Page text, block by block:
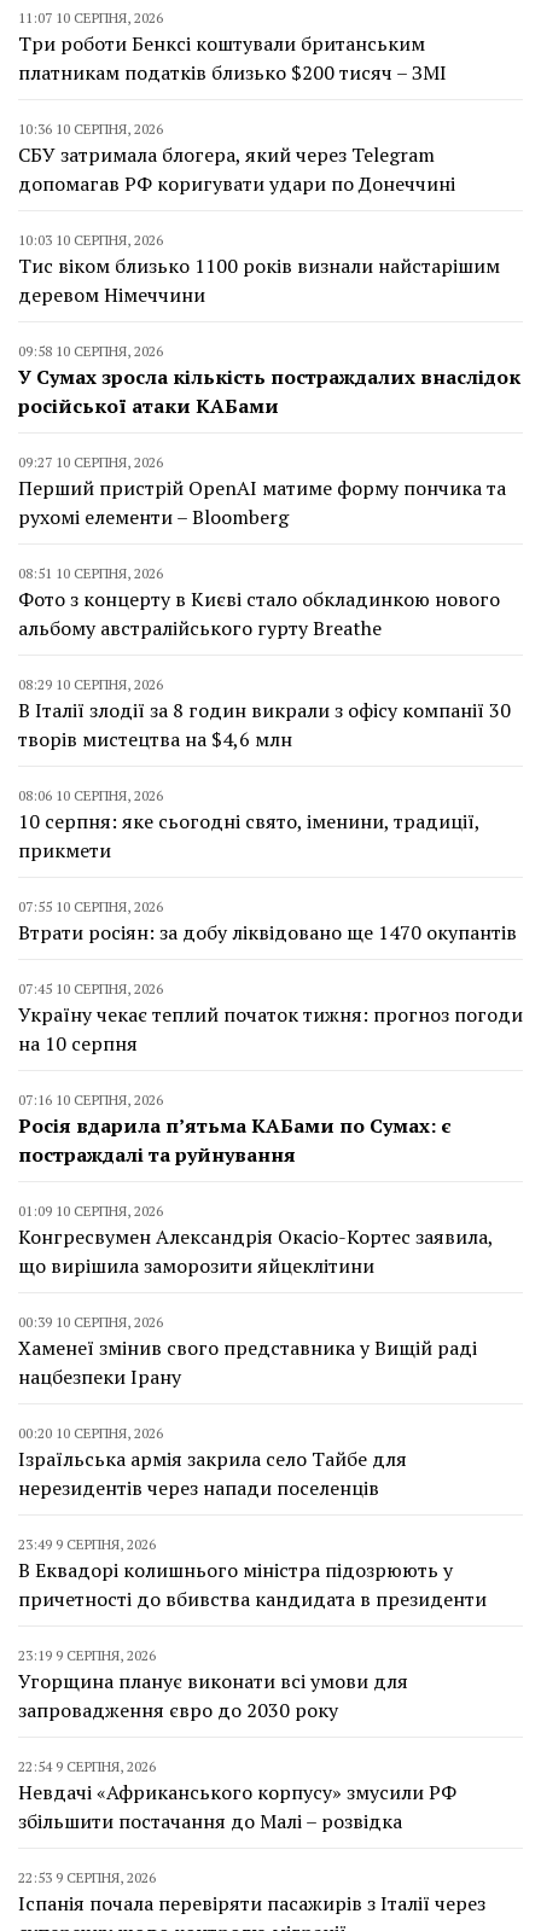
11:07 10 СЕРПНЯ, 2026
Три роботи Бенксі коштували британським
платникам податків близько $200 тисяч – ЗМІ
10:36 10 СЕРПНЯ, 2026
СБУ затримала блогера, який через Telegram
допомагав РФ коригувати удари по Донеччині
10:03 10 СЕРПНЯ, 2026
Тис віком близько 1100 років визнали найстарішим
деревом Німеччини
09:58 10 СЕРПНЯ, 2026
У Сумах зросла кількість постраждалих внаслідок
російської атаки КАБами
09:27 10 СЕРПНЯ, 2026
Перший пристрій OpenAI матиме форму пончика та
рухомі елементи – Bloomberg
08:51 10 СЕРПНЯ, 2026
Фото з концерту в Києві стало обкладинкою нового
альбому австралійського гурту Breathe
08:29 10 СЕРПНЯ, 2026
В Італії злодії за 8 годин викрали з офісу компанії 30
творів мистецтва на $4,6 млн
08:06 10 СЕРПНЯ, 2026
10 серпня: яке сьогодні свято, іменини, традиції,
прикмети
07:55 10 СЕРПНЯ, 2026
Втрати росіян: за добу ліквідовано ще 1470 окупантів
07:45 10 СЕРПНЯ, 2026
Україну чекає теплий початок тижня: прогноз погоди
на 10 серпня
07:16 10 СЕРПНЯ, 2026
Росія вдарила п’ятьма КАБами по Сумах: є
постраждалі та руйнування
01:09 10 СЕРПНЯ, 2026
Конгресвумен Александрія Окасіо-Кортес заявила,
що вирішила заморозити яйцеклітини
00:39 10 СЕРПНЯ, 2026
Хаменеї змінив свого представника у Вищій раді
нацбезпеки Ірану
00:20 10 СЕРПНЯ, 2026
Ізраїльська армія закрила село Тайбе для
нерезидентів через напади поселенців
23:49 9 СЕРПНЯ, 2026
В Еквадорі колишнього міністра підозрюють у
причетності до вбивства кандидата в президенти
23:19 9 СЕРПНЯ, 2026
Угорщина планує виконати всі умови для
запровадження євро до 2030 року
22:54 9 СЕРПНЯ, 2026
Невдачі «Африканського корпусу» змусили РФ
збільшити постачання до Малі – розвідка
22:53 9 СЕРПНЯ, 2026
Іспанія почала перевіряти пасажирів з Італії через